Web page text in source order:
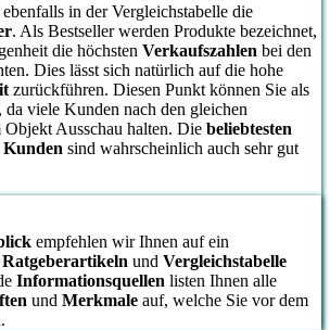
in der Vergleichstabelle die
. Als Bestseller werden Produkte bezeichnet,
die höchsten Verkaufszahlen bei den
Dies lässt sich natürlich auf die hohe
zurückführen. Diesen Punkt können Sie als
da viele Kunden nach den gleichen
Objekt Ausschau halten. Die beliebtesten
Kunden sind wahrscheinlich auch sehr gut
empfehlen wir Ihnen auf ein
Ratgeberartikeln und Vergleichstabelle
Informationsquellen listen Ihnen alle
und Merkmale auf, welche Sie vor dem